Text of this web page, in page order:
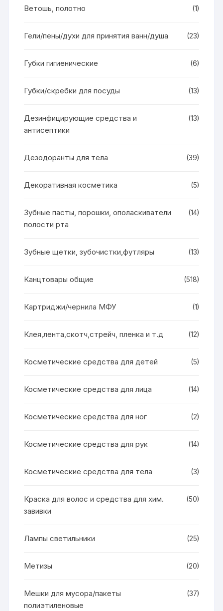
Ветошь, полотно (1)
Гели/пены/духи для принятия ванн/душа (23)
Губки гигиенические (6)
Губки/скребки для посуды (13)
Дезинфицирующие средства и
антисептики
(13)
Дезодоранты для тела (39)
Декоративная косметика (5)
Зубные пасты, порошки, ополаскиватели
полости рта
(14)
Зубные щетки, зубочистки,футляры (13)
Канцтовары общие (518)
Картриджи/чернила МФУ (1)
Клея,лента,скотч,стрейч, пленка и т.д (12)
Косметические средства для детей (5)
Косметические средства для лица (14)
Косметические средства для ног (2)
Косметические средства для рук (14)
Косметические средства для тела (3)
Краска для волос и средства для хим.
завивки
(50)
Лампы светильники (25)
Метизы (20)
Мешки для мусора/пакеты
полиэтиленовые
(37)